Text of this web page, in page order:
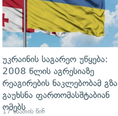
უკრაინის საგარეო უწყება:
2008 წლის აგრესიაზე
რეაგირების ნაკლებობამ გზა
გაუხსნა ფართომასშტაბიან
ომებს
17 საათის წინ